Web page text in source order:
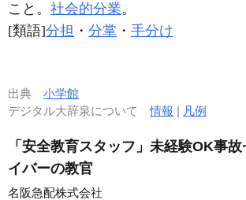
こと。 社会的分業。
[類語]分担 ・ 分掌 ・ 手分け
出典 小学館
デジタル大辞泉について情報 | 凡例
「安全教育スタッフ」未経験OK事
イバーの教官
名阪急配株式会社